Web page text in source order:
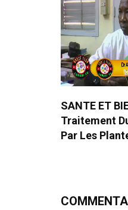
SANTE ET
Traitement
Par Les